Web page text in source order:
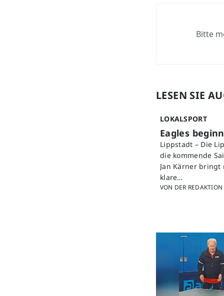
Bitte
LESEN SIE
LOKALSPORT
Eagles
Lippstadt – Die
die kommende
Jan Kärner
klare…
VON DER